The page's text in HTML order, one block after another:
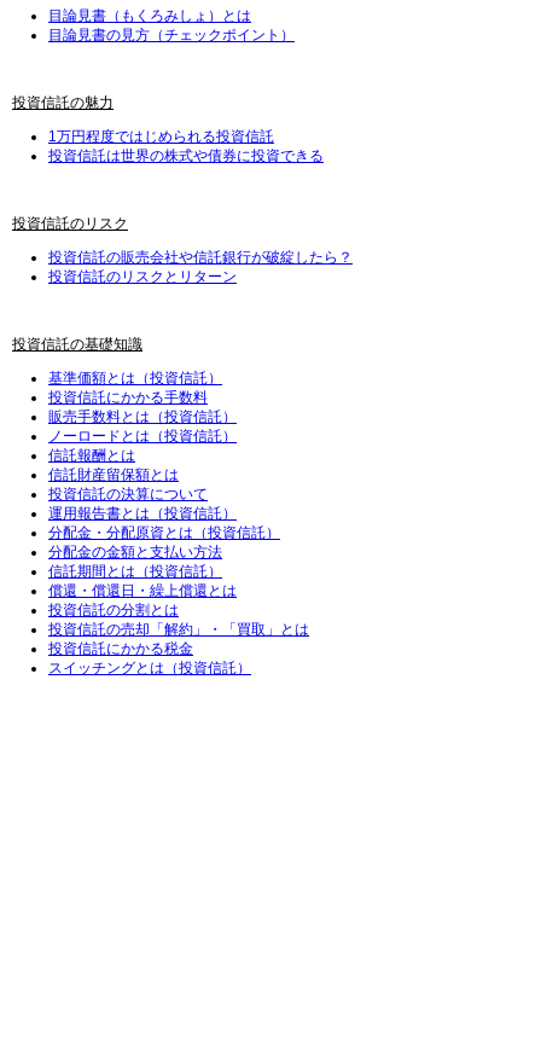
目論見書（もくろみしょ）とは
目論見書の見方（チェックポイント）
投資信託の魅力
1万円程度ではじめられる投資信託
投資信託は世界の株式や債券に投資できる
投資信託のリスク
投資信託の販売会社や信託銀行が破綻したら？
投資信託のリスクとリターン
投資信託の基礎知識
基準価額とは（投資信託）
投資信託にかかる手数料
販売手数料とは（投資信託）
ノーロードとは（投資信託）
信託報酬とは
信託財産留保額とは
投資信託の決算について
運用報告書とは（投資信託）
分配金・分配原資とは（投資信託）
分配金の金額と支払い方法
信託期間とは（投資信託）
償還・償還日・繰上償還とは
投資信託の分割とは
投資信託の売却「解約」・「買取」とは
投資信託にかかる税金
スイッチングとは（投資信託）